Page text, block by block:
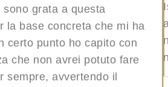
grata a questa
la base concreta che mi ha
certo punto ho capito con
che non avrei potuto fare
sempre, avvertendo il